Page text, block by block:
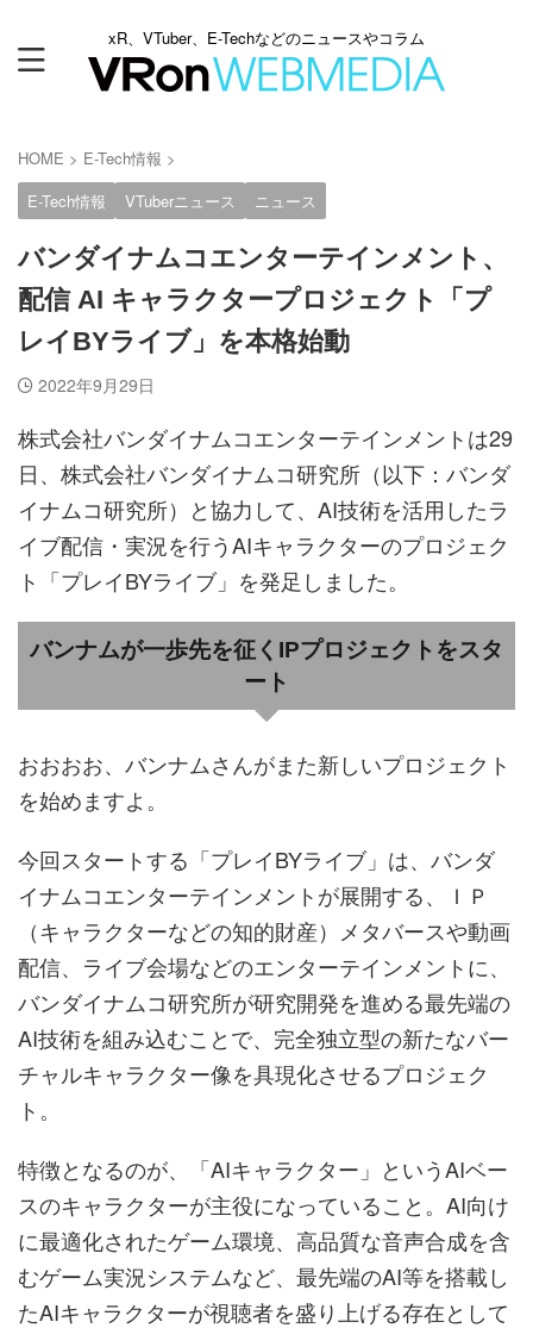
xR、VTuber、E-Techなどのニュースやコラム
HOME > E-Tech情報 >
E-Tech情報
VTuberニュース ニュース
バンダイナムコエンターテインメント、
配信 AI キャラクタープロジェクト「プ
レイBYライブ」を本格始動
2022年9月29日
株式会社バンダイナムコエンターテインメントは29
日、株式会社バンダイナムコ研究所（以下：バンダ
イナムコ研究所）と協力して、AI技術を活用したラ
イブ配信・実況を行うAIキャラクターのプロジェク
ト「プレイBYライブ」を発足しました。
バンナムが一歩先を征くIPプロジェクトをスタ
ート
おおおお、バンナムさんがまた新しいプロジェクト
を始めますよ。
今回スタートする「プレイBYライブ」は、バンダ
イナムコエンターテインメントが展開する、ＩＰ
（キャラクターなどの知的財産）メタバースや動画
配信、ライブ会場などのエンターテインメントに、
バンダイナムコ研究所が研究開発を進める最先端の
AI技術を組み込むことで、完全独立型の新たなバー
チャルキャラクター像を具現化させるプロジェク
ト。
特徴となるのが、「AIキャラクター」というAIベー
スのキャラクターが主役になっていること。AI向け
に最適化されたゲーム環境、高品質な音声合成を含
むゲーム実況システムなど、最先端のAI等を搭載し
たAIキャラクターが視聴者を盛り上げる存在として